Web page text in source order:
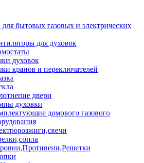
для бытовых газовых и электрических
для духовок
духовок
кранов и переключателей
двери
духовки
домового газового